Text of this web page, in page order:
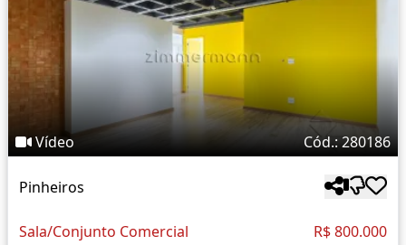
Vídeo Cód.: 280186
Pinheiros
Sala/Conjunto Comercial R$ 800.000